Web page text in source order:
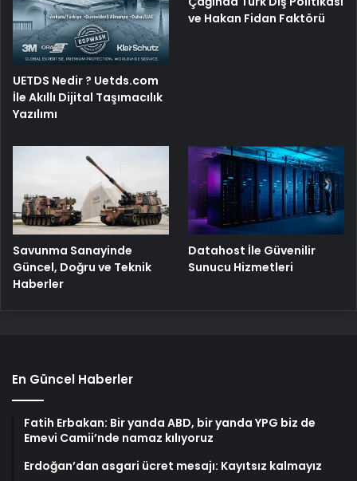
UETDS Nedir ? Uetds.com
İle Akıllı Dijital Taşımacılık
Yazılımı
ve Hakan Fidan Faktörü
Savunma Sanayinde
Güncel, Doğru ve Teknik
Haberler
Datahost İle Güvenilir
Sunucu Hizmetleri
En Güncel Haberler
Fatih Erbakan: Bir yanda ABD, bir yanda YPG biz de
Emevi Camii’nde namaz kılıyoruz
Erdoğan’dan asgari ücret mesajı: Kayıtsız kalmayız